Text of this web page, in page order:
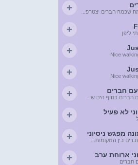
שכמה חברים יצטרפ... +
ליפן +
Nice
+
Nice
+
חברים
חברים בחוף הים ש... +
לא פעיל +
מפגש ניסיוני
בין המקומות... +
ארוחת ערב
חברים +